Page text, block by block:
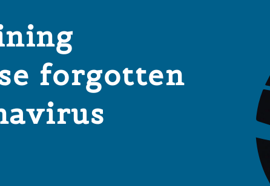
forgotten